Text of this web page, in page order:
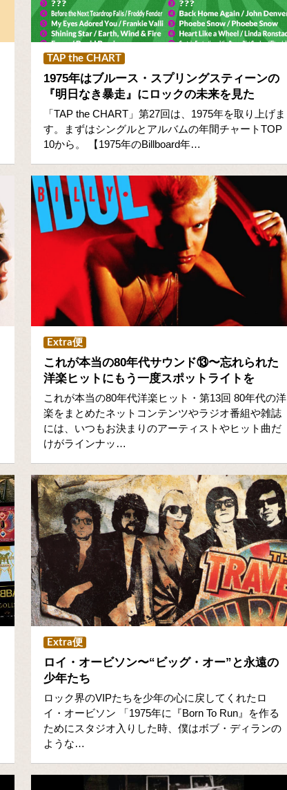
TAP the CHART
1975年はブルース・スプリングスティーンの
『明日なき暴走』にロックの未来を見た
「TAP the CHART」第27回は、1975年を取り上げま
す。まずはシングルとアルバムの年間チャートTOP
10から。 【1975年のBillboard年…
Extra便
これが本当の80年代サウンド⑬〜忘れられた
洋楽ヒットにもう一度スポットライトを
これが本当の80年代洋楽ヒット・第13回 80年代の洋
楽をまとめたネットコンテンツやラジオ番組や雑誌
には、いつもお決まりのアーティストやヒット曲だ
けがラインナッ…
Extra便
ロイ・オービソン〜“ビッグ・オー”と永遠の
少年たち
ロック界のVIPたちを少年の心に戻してくれたロ
イ・オービソン 「1975年に『Born To Run』を作る
ためにスタジオ入りした時、僕はボブ・ディランの
ような…